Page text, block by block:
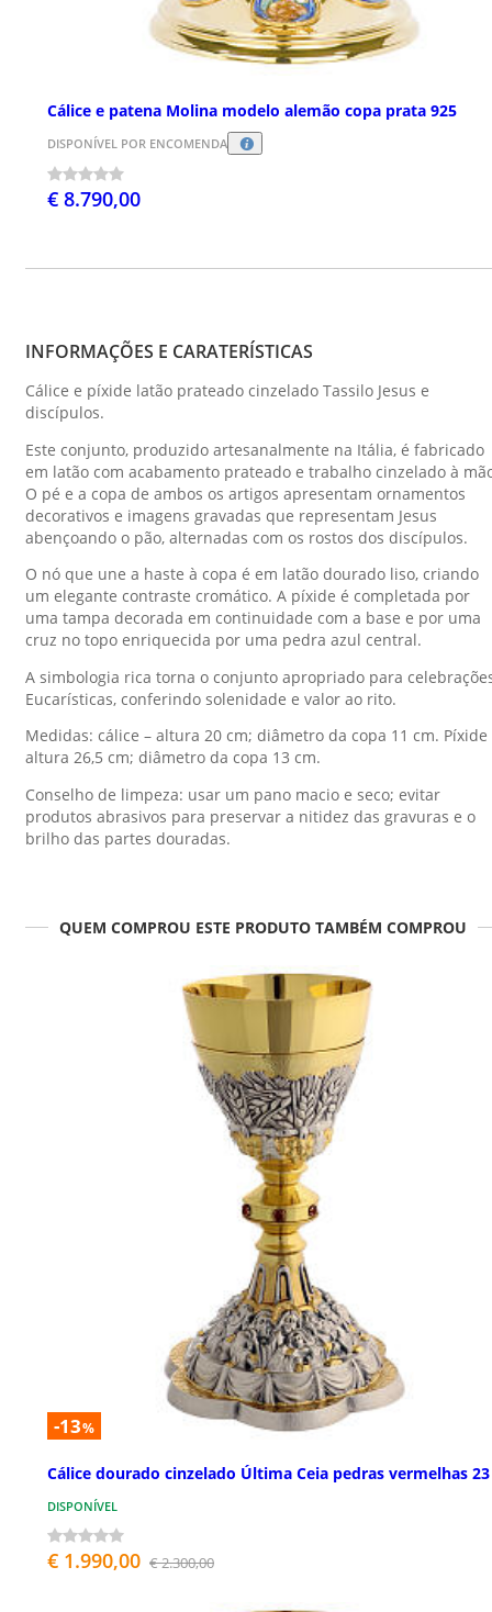
Cálice e patena Molina modelo alemão copa prata 925
DISPONÍVEL POR ENCOMENDA
€ 8.790,00
INFORMAÇÕES E CARATERÍSTICAS
Cálice e píxide latão prateado cinzelado Tassilo Jesus e
discípulos.
Este conjunto, produzido artesanalmente na Itália, é fabricado
em latão com acabamento prateado e trabalho cinzelado à
O pé e a copa de ambos os artigos apresentam ornamentos
decorativos e imagens gravadas que representam Jesus
abençoando o pão, alternadas com os rostos dos discípulos.
O nó que une a haste à copa é em latão dourado liso, criando
um elegante contraste cromático. A píxide é completada por
uma tampa decorada em continuidade com a base e por uma
cruz no topo enriquecida por uma pedra azul central.
A simbologia rica torna o conjunto apropriado para
Eucarísticas, conferindo solenidade e valor ao rito.
Medidas: cálice – altura 20 cm; diâmetro da copa 11 cm. Píxide
altura 26,5 cm; diâmetro da copa 13 cm.
Conselho de limpeza: usar um pano macio e seco; evitar
produtos abrasivos para preservar a nitidez das gravuras e o
brilho das partes douradas.
QUEM COMPROU ESTE PRODUTO TAMBÉM COMPROU
-13%
Cálice dourado cinzelado Última Ceia pedras vermelhas
DISPONÍVEL
€ 1.990,00 € 2.300,00